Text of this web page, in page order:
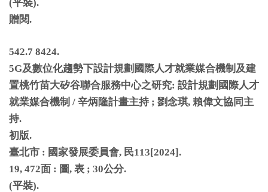
(平裝).
贈閱.
542.7 8424.
5G及數位化趨勢下設計規劃國際人才就業媒合機制及建
置桃竹苗大矽谷聯合服務中心之研究: 設計規劃國際人才
就業媒合機制 / 辛炳隆計畫主持; 劉念琪, 賴偉文協同主
持.
初版.
臺北市 : 國家發展委員會, 民113[2024].
19, 472面 : 圖, 表 ; 30公分.
(平裝).